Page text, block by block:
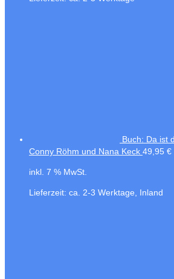
Buch: Da ist
Conny Röhm und Nana Keck 49,95 €
inkl. 7 % MwSt.
Lieferzeit: ca. 2-3 Werktage, Inland